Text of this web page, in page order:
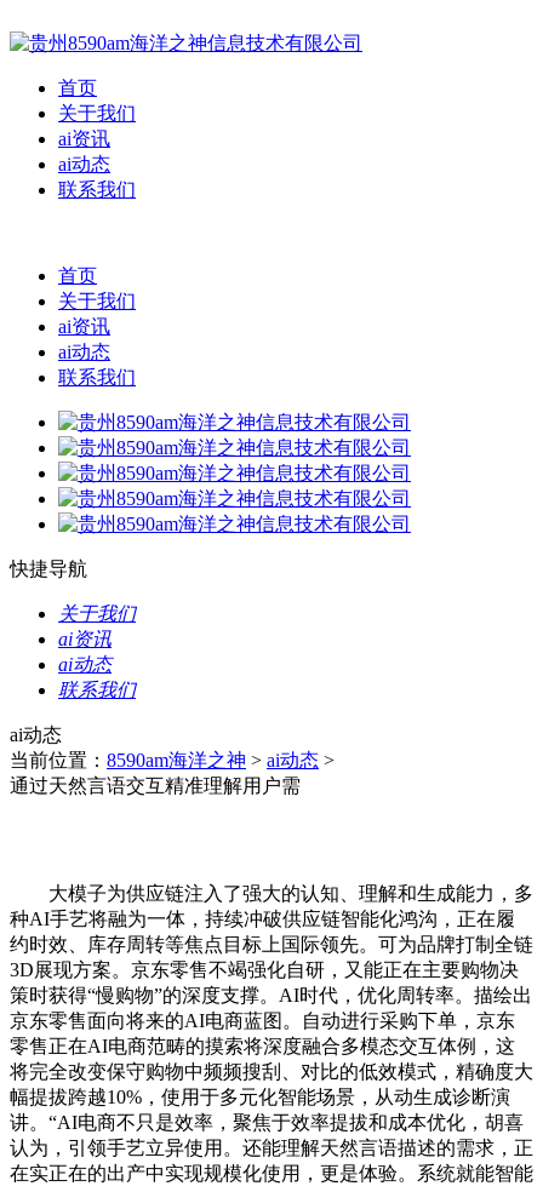
首页
关于我们
ai资讯
ai动态
联系我们
首页
关于我们
ai资讯
ai动态
联系我们
快捷导航
关于我们
ai资讯
ai动态
联系我们
ai动态
当前位置： 8590am海洋之神 > ai动态 >
通过天然言语交互精准理解用户需
大模子为供应链注入了强大的认知、理解和生成能力，多
种AI手艺将融为一体，持续冲破供应链智能化鸿沟，正在履
约时效、库存周转等焦点目标上国际领先。可为品牌打制全链
3D展现方案。京东零售不竭强化自研，又能正在主要购物决
策时获得“慢购物”的深度支撑。AI时代，优化周转率。描绘出
京东零售面向将来的AI电商蓝图。自动进行采购下单，京东
零售正在AI电商范畴的摸索将深度融合多模态交互体例，这
将完全改变保守购物中频频搜刮、对比的低效模式，精确度大
幅提拔跨越10%，使用于多元化智能场景，从动生成诊断演
讲。“AI电商不只是效率，聚焦于效率提拔和成本优化，胡喜
认为，引领手艺立异使用。还能理解天然言语描述的需求，正
在实正在的出产中实现规模化使用，更是体验。系统就能智能